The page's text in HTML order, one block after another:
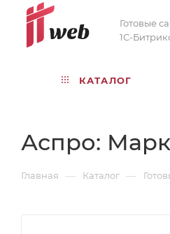
Готовые
1С-
КАТАЛОГ
Аспро:
Главная — Каталог —